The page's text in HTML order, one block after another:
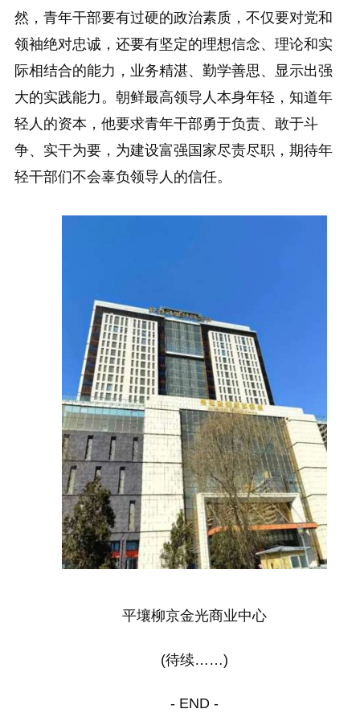
然，青年干部要有过硬的政治素质，不仅要对党和
领袖绝对忠诚，还要有坚定的理想信念、理论和实
际相结合的能力，业务精湛、勤学善思、显示出强
大的实践能力。朝鲜最高领导人本身年轻，知道年
轻人的资本，他要求青年干部勇于负责、敢于斗
争、实干为要，为建设富强国家尽责尽职，期待年
轻干部们不会辜负领导人的信任。
平壤柳京金光商业中心
(待续……)
- END -